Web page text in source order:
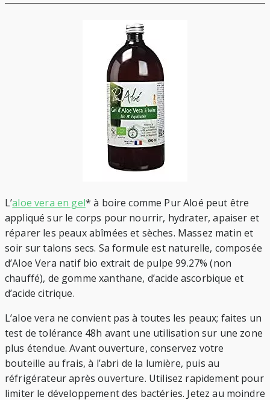
L’aloe vera en gel* à boire comme Pur Aloé peut être
appliqué sur le corps pour nourrir, hydrater, apaiser et
réparer les peaux abîmées et sèches. Massez matin et
soir sur talons secs. Sa formule est naturelle, composée
d’Aloe Vera natif bio extrait de pulpe 99.27% (non
chauffé), de gomme xanthane, d’acide ascorbique et
d’acide citrique.
L’aloe vera ne convient pas à toutes les peaux; faites un
test de tolérance 48h avant une utilisation sur une zone
plus étendue. Avant ouverture, conservez votre
bouteille au frais, à l’abri de la lumière, puis au
réfrigérateur après ouverture. Utilisez rapidement pour
limiter le développement des bactéries. Jetez au moindre